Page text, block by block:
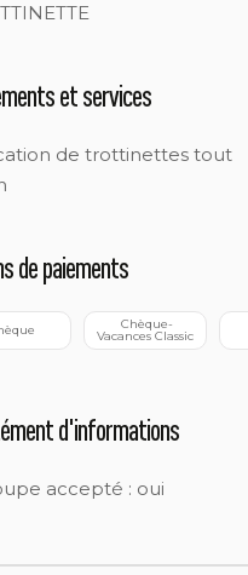
et services
de trottinettes tout
de paiements
Vacances Classic
d'informations
accepté : oui